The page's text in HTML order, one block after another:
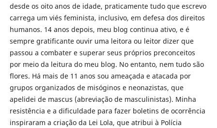
desde os oito anos de idade, praticamente tudo que escrevo
carrega um viés feminista, inclusivo, em defesa dos direitos
humanos. 14 anos depois, meu blog continua ativo, e é
sempre gratificante ouvir uma leitora ou leitor dizer que
passou a combater e superar seus próprios preconceitos
por meio da leitura do meu blog. No entanto, nem tudo são
flores. Há mais de 11 anos sou ameaçada e atacada por
grupos organizados de misóginos e neonazistas, que
apelidei de mascus (abreviação de masculinistas). Minha
resistência e a dificuldade para fazer boletins de ocorrência
inspiraram a criação da Lei Lola, que atribui à Polícia